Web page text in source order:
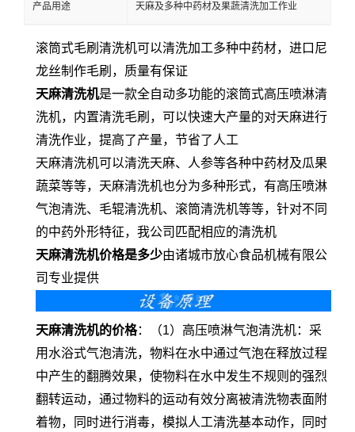
产品用途 天麻及多种中药材及果蔬清洗加工作业
滚筒式毛刷清洗机可以清洗加工多种中药材，进口尼
龙丝制作毛刷，质量有保证
天麻清洗机是一款全自动多功能的滚筒式高压喷淋清
洗机，内置清洗毛刷，可以快速大产量的对天麻进行
清洗作业，提高了产量，节省了人工
天麻清洗机可以清洗天麻、人参等各种中药材及瓜果
蔬菜等等，天麻清洗机也分为多种形式，有高压喷淋
气泡清洗、毛辊清洗机、滚筒清洗机等等，针对不同
的中药外形特征，我公司匹配相应的清洗机
天麻清洗机价格是多少由诸城市放心食品机械有限公
司专业提供
天麻清洗机的价格：（1）高压喷淋气泡清洗机：采
用水浴式气泡清洗，物料在水中通过气泡在释放过程
中产生的翻腾效果，使物料在水中发生不规则的强烈
翻转运动，通过物料的运动有效分离被清洗物表面附
着物，同时进行消毒，模拟人工清洗基本动作，同时